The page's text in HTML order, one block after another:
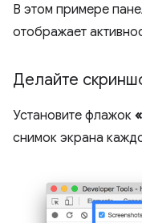
В этом примере
отображает
Делайте
Установите флажок
снимок экрана